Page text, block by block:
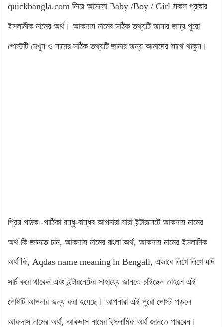
quickbangla.com নিয়ে আসলো Baby /Boy / Girl সকল প্রকার
ইসলামীক নামের অর্থ। আকদাস নামের সঠিক তথ্যটি জানার জন্য পুরো
পোস্টটি দেখুন ও নামের সঠিক তথ্যটি জানার জন্য আমাদের সাথে থাকুন।
প্রিয় পাঠক -পাঠিকা বন্ধু-বান্ধব আপনারা যারা ইন্টারনেটে আকদাস নামের
অর্থ কি জানতে চান, আকদাস নামের বাংলা অর্থ, আকদাস নামের ইসলামিক
অর্থ কি, Aqdas name meaning in Bengali, এভাবে লিখে লিখে যদি
সার্চ করে থাকেন এবং ইন্টারনেটের সাহায্যে জানতে চাইছেন তাহলে এই
পোষ্টটি আপনার জন্য করা হয়েছে। আপনারা এই পুরো পোস্ট পড়লে
আকদাস নামের অর্থ, আকদাস নামের ইসলামিক অর্থ জানতে পারবেন।